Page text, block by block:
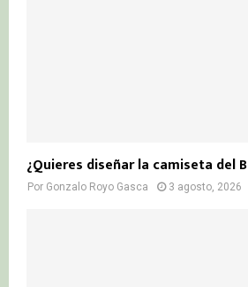
¿Quieres diseñar la camiseta del
Por Gonzalo Royo Gasca 3 agosto, 2026